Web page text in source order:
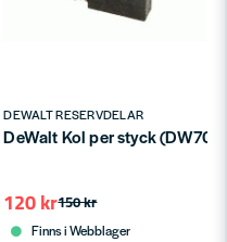
DEWALT RESERVDELAR
DeWalt Kol per styck
150 kr
120 kr
Finns i Webblager